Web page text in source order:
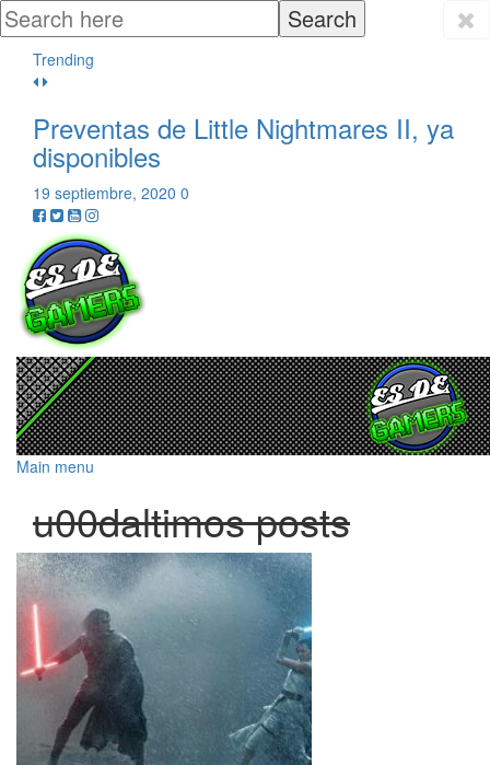
Trending
Preventas de Little Nightmares II, ya
disponibles
19 septiembre, 2020 0
Main menu
u00daltimos posts